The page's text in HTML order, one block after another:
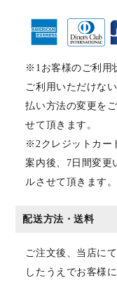
※1お客様のご利用
ご利用いただけな
払い方法の変更を
せて頂きます。
※2クレジットカー
案内後、7日間変更
ルさせて頂きます。
配送方法・送料
ご注文後、当店に
したうえでお客様